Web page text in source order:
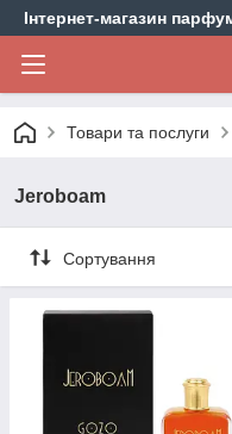
Інтернет-магазин
Товари та послуги
Jeroboam
Сортування